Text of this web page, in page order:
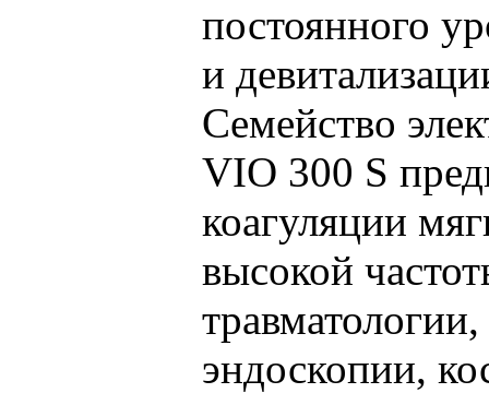
постоянного
и
Семейство
VIO 300 S
коагуляции
высокой
эндоскопии,